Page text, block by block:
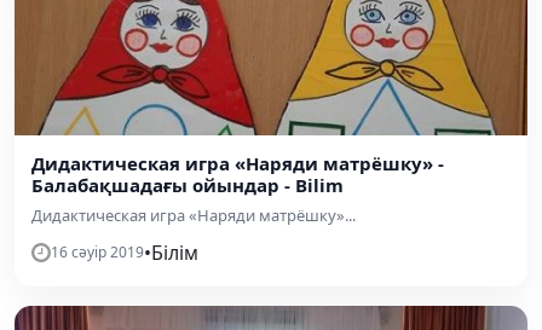
Дидактическая игра «Наряди матрёшку» -
Балабақшадағы ойындар - Bilim
Дидактическая игра «Наряди матрёшку»...
16 сәуір 2019•Білім